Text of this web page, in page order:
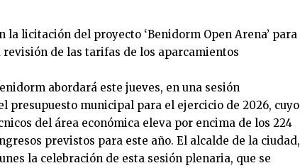
la licitación del proyecto ‘Benidorm Open Arena’ para
de las tarifas de los aparcamientos
abordará este jueves, en una sesión
presupuesto municipal para el ejercicio de 2026, cuyo
del área económica eleva por encima de los 224
previstos para este año. El alcalde de la ciudad,
la celebración de esta sesión plenaria, que se